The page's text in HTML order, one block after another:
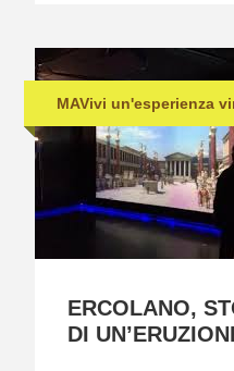
MAVivi un'esperienza
ERCOLANO,
DI